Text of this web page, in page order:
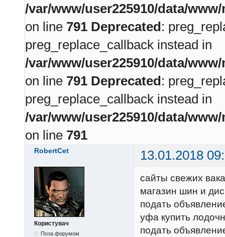
/var/www/user225910/data/
on line 791 Deprecated:
preg_replace_callback instead in
/var/www/user225910/data/
on line 791 Deprecated:
preg_replace_callback instead in
/var/www/user225910/data/
on line 791
RobertCet 13.01.2018
Користувач
Поза форумом
сайты свежих
магазин шин и
подать
уфа купить
подать